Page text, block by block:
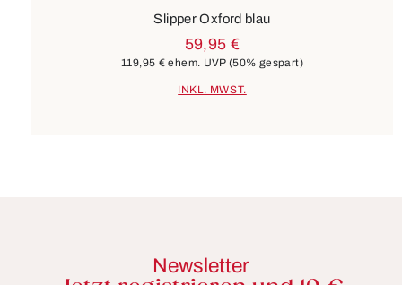
Slipper Oxford blau
59,95 €
119,95 € ehem. UVP(50% gespart)
INKL. MWST.
Newsletter